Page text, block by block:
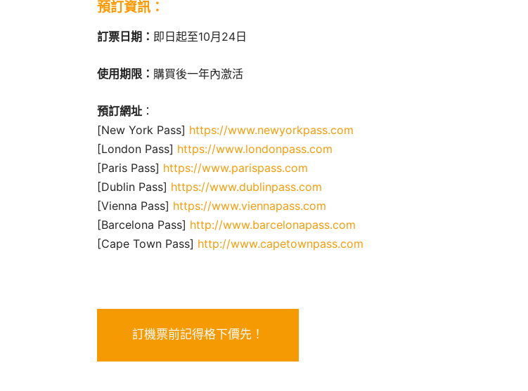
預訂資訊：
訂票日期： 即日起至10月24日
使用期限： 購買後一年內激活
預訂網址 ：
[New York Pass] https://www.newyorkpass.com
[London Pass] https://www.londonpass.com
[Paris Pass] https://www.parispass.com
[Dublin Pass] https://www.dublinpass.com
[Vienna Pass] https://www.viennapass.com
[Barcelona Pass] http://www.barcelonapass.com
[Cape Town Pass] http://www.capetownpass.com
訂機票前記得格下價先！